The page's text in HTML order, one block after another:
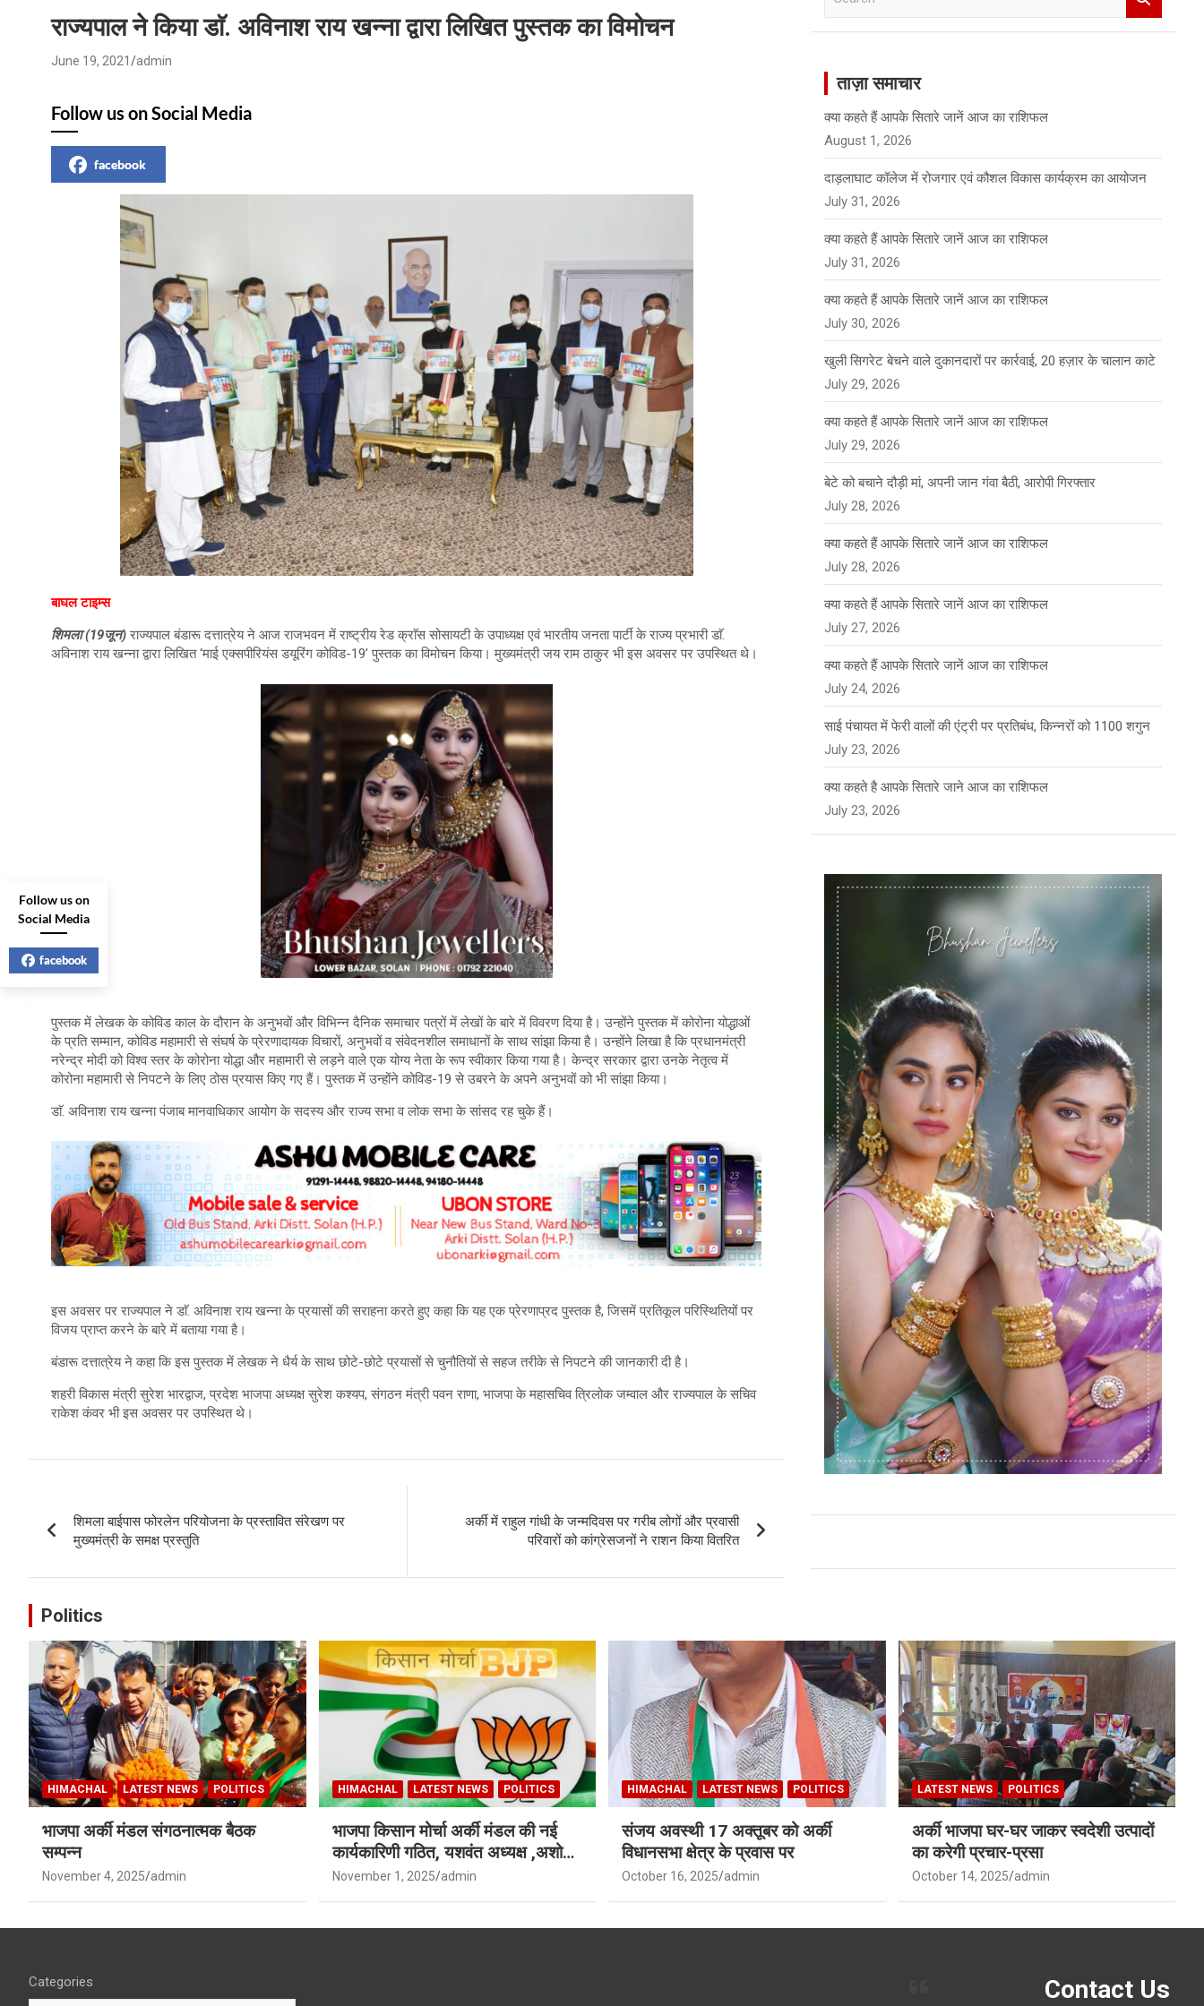
HP News.
राज्यपाल ने किया डाॅ. अविनाश राय खन्ना द्वारा लिखित पुस्तक का विमोचन
June 19, 2021 admin
Follow us on Social Media
facebook
बाघल टाइम्स
शिमला (19जून)राज्यपाल बंडारू दत्तात्रेय ने आज राजभवन में राष्ट्रीय रेड क्राॅस सोसायटी के उपाध्यक्ष एवं भारतीय जनता पार्टी के राज्य प्रभारी डाॅ.
अविनाश राय खन्ना द्वारा लिखित ‘माई एक्सपीरियंस डयूरिंग कोविड-19’ पुस्तक का विमोचन किया। मुख्यमंत्री जय राम ठाकुर भी इस अवसर पर उपस्थित थे।
पुस्तक में लेखक के कोविड काल के दौरान के अनुभवों और विभिन्न दैनिक समाचार पत्रों में लेखों के बारे में विवरण दिया है। उन्होंने पुस्तक में कोरोना योद्धाओं
के प्रति सम्मान, कोविड महामारी से संघर्ष के प्रेरणादायक विचारों, अनुभवों व संवेदनशील समाधानों के साथ सांझा किया है। उन्होंने लिखा है कि प्रधानमंत्री
नरेन्द्र मोदी को विश्व स्तर के कोरोना योद्धा और महामारी से लड़ने वाले एक योग्य नेता के रूप स्वीकार किया गया है। केन्द्र सरकार द्वारा उनके नेतृत्व में
कोरोना महामारी से निपटने के लिए ठोस प्रयास किए गए हैं। पुस्तक में उन्होंने कोविड-19 से उबरने के अपने अनुभवों को भी सांझा किया।
डाॅ. अविनाश राय खन्ना पंजाब मानवाधिकार आयोग के सदस्य और राज्य सभा व लोक सभा के सांसद रह चुके हैं।
इस अवसर पर राज्यपाल ने डाॅ. अविनाश राय खन्ना के प्रयासों की सराहना करते हुए कहा कि यह एक प्रेरणाप्रद पुस्तक है, जिसमें प्रतिकूल परिस्थितियों पर
विजय प्राप्त करने के बारे में बताया गया है।
बंडारू दत्तात्रेय ने कहा कि इस पुस्तक में लेखक ने धैर्य के साथ छोटे-छोटे प्रयासों से चुनौतियों से सहज तरीके से निपटने की जानकारी दी है।
शहरी विकास मंत्री सुरेश भारद्वाज, प्रदेश भाजपा अध्यक्ष सुरेश कश्यप, संगठन मंत्री पवन राणा, भाजपा के महासचिव त्रिलोक जम्वाल और राज्यपाल के सचिव
राकेश कंवर भी इस अवसर पर उपस्थित थे।
navigation
शिमला बाईपास फोरलेन परियोजना के प्रस्तावित संरेखण पर
मुख्यमंत्री के समक्ष प्रस्तुति
अर्की में राहुल गांधी के जन्मदिवस पर गरीब लोगों और प्रवासी
परिवारों को कांग्रेसजनों ने राशन किया वितरित
ताज़ा समाचार
क्या कहते हैं आपके सितारे जानें आज का राशिफल
August 1, 2026
दाड़लाघाट कॉलेज में रोजगार एवं कौशल विकास कार्यक्रम का आयोजन
July 31, 2026
क्या कहते हैं आपके सितारे जानें आज का राशिफल
July 31, 2026
क्या कहते हैं आपके सितारे जानें आज का राशिफल
July 30, 2026
खुली सिगरेट बेचने वाले दुकानदारों पर कार्रवाई, 20 हज़ार के चालान काटे
July 29, 2026
क्या कहते हैं आपके सितारे जानें आज का राशिफल
July 29, 2026
बेटे को बचाने दौड़ी मां, अपनी जान गंवा बैठी, आरोपी गिरफ्तार
July 28, 2026
क्या कहते हैं आपके सितारे जानें आज का राशिफल
July 28, 2026
क्या कहते हैं आपके सितारे जानें आज का राशिफल
July 27, 2026
क्या कहते हैं आपके सितारे जानें आज का राशिफल
July 24, 2026
साई पंचायत में फेरी वालों की एंट्री पर प्रतिबंध, किन्नरों को 1100 शगुन
July 23, 2026
क्या कहते है आपके सितारे जाने आज का राशिफल
July 23, 2026
Politics
HIMACHAL LATEST NEWS POLITICS
भाजपा अर्की मंडल संगठनात्मक बैठक
सम्पन्न
November 4, 2025 admin
HIMACHAL LATEST NEWS POLITICS
भाजपा किसान मोर्चा अर्की मंडल की नई
कार्यकारिणी गठित, यशवंत अध्यक्ष ,अशोक
शर्मा बने उपाध्यक्ष
November 1, 2025 admin
HIMACHAL LATEST NEWS POLITICS
संजय अवस्थी 17 अक्तूबर को अर्की
विधानसभा क्षेत्र के प्रवास पर
October 16, 2025 admin
LATEST NEWS POLITICS
अर्की भाजपा घर-घर जाकर स्वदेशी उत्पादों
का करेगी प्रचार-प्रसा
October 14, 2025 admin
Categories Contact Us
Follow us on
Social Media
facebook